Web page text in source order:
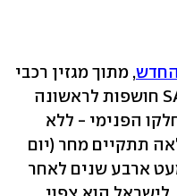
, מתוך מגזין רכבי
שטח דרום אפריקאי בשם SA4X4 חושפות לראשונה
הפנימי - ללא
תתקיים מחר (יום
ארבע שנים לאחר